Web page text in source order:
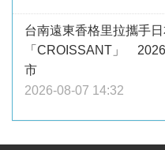
台南遠東香格里拉攜手
「CROISSANT」
市
2026-08-07 14:32